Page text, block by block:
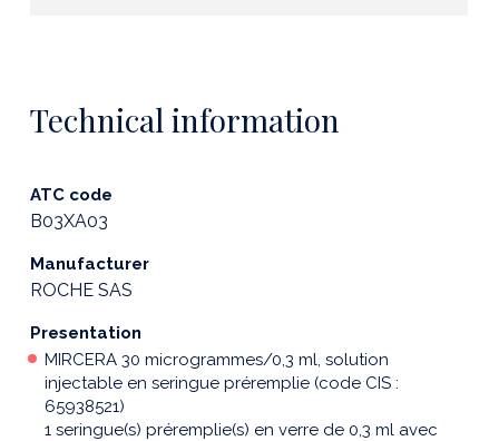
Technical information
ATC code
B03XA03
Manufacturer
ROCHE SAS
Presentation
MIRCERA 30 microgrammes/0,3 ml, solution
injectable en seringue préremplie (code CIS :
65938521)
1 seringue(s) préremplie(s) en verre de 0,3 ml avec